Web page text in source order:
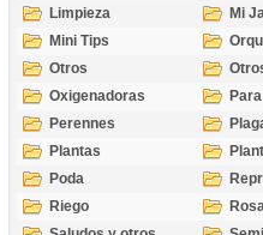
Limpieza
Mi
Mini Tips
Otros
Oxigenadoras
Perennes
Plantas
Poda
Riego